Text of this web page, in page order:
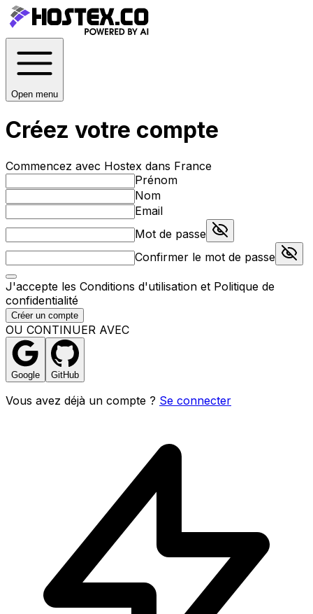
Open menu
Créez votre compte
Commencez avec Hostex dans France
Prénom
Nom
Email
Mot de passe
Confirmer le mot de passe
J'accepte les Conditions d'utilisation et Politique de
confidentialité
Créer un compte
OU CONTINUER AVEC
Google GitHub
Vous avez déjà un compte ? Se connecter